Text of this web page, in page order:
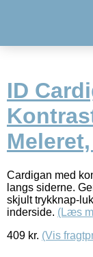
ID
Cardigan med
langs siderne.
skjult trykknap-
inderside. (Læs
409 kr. (Vis